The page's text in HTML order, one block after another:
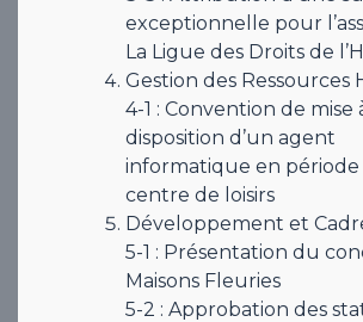
exceptionnelle pour
La Ligue des Droits de
Gestion des Ressources
4-1 : Convention de mise
disposition d’un agent
informatique en période
centre de loisirs
Développement et
5-1 : Présentation du
Maisons Fleuries
5-2 : Approbation des